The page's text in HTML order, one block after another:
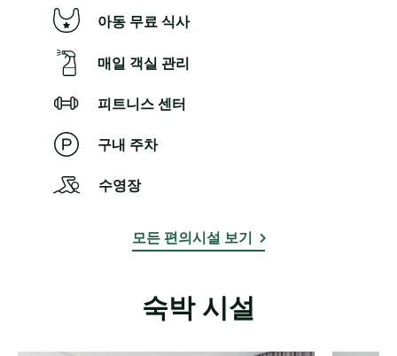
아동 무료 식사
매일 객실 관리
피트니스 센터
구내 주차
수영장
모든 편의시설 보기
숙박 시설